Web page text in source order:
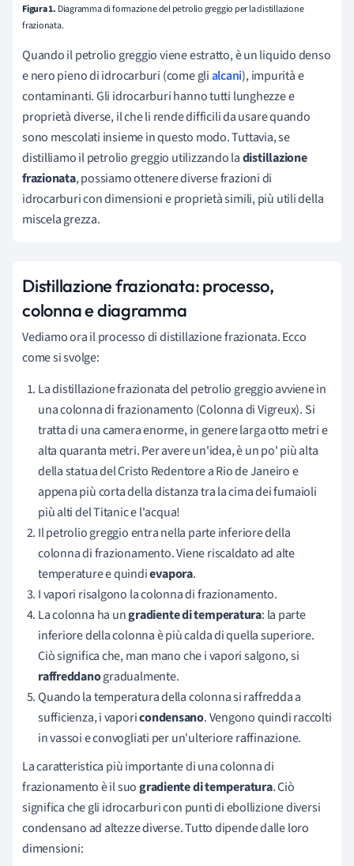
Figura 1. Diagramma di formazione del petrolio greggio per la distillazione
frazionata.
Quando il petrolio greggio viene estratto, è un liquido denso
e nero pieno di idrocarburi (come glialcani), impurità e
contaminanti. Gli idrocarburi hanno tutti lunghezze e
proprietà diverse, il che li rende difficili da usare quando
sono mescolati insieme in questo modo. Tuttavia, se
distilliamo il petrolio greggio utilizzando ladistillazione
frazionata, possiamo ottenere diverse frazioni di
idrocarburi con dimensioni e proprietà simili, più utili della
miscela grezza.
Distillazione frazionata: processo,
colonna e diagramma
Vediamo ora il processo di distillazione frazionata. Ecco
come si svolge:
La distillazione frazionata del petrolio greggio avviene in
una colonna di frazionamento (Colonna di Vigreux). Si
tratta di una camera enorme, in genere larga otto metri e
alta quaranta metri. Per avere un'idea, è un po' più alta
della statua del Cristo Redentore a Rio de Janeiro e
appena più corta della distanza tra la cima dei fumaioli
più alti del Titanic e l'acqua!
Il petrolio greggio entra nella parte inferiore della
colonna di frazionamento. Viene riscaldato ad alte
temperature e quindievapora.
I vapori risalgono la colonna di frazionamento.
La colonna ha ungradiente di temperatura: la parte
inferiore della colonna è più calda di quella superiore.
Ciò significa che, man mano che i vapori salgono, si
raffreddanogradualmente.
Quando la temperatura della colonna si raffredda a
sufficienza, i vaporicondensano. Vengono quindi raccolti
in vassoi e convogliati per un'ulteriore raffinazione.
La caratteristica più importante di una colonna di
frazionamento è il suogradiente di temperatura. Ciò
significa che gli idrocarburi con punti di ebollizione diversi
condensano ad altezze diverse. Tutto dipende dalle loro
dimensioni: